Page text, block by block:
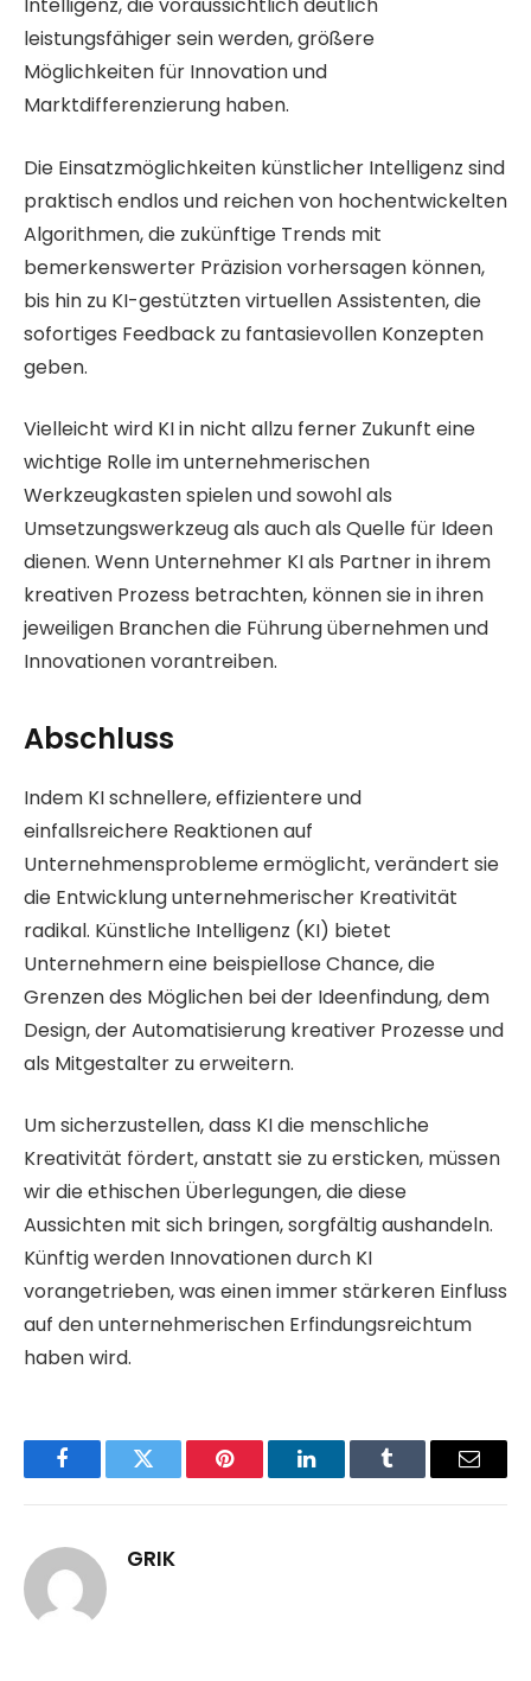
leistungsfähiger sein werden, größere
Möglichkeiten für Innovation und
Marktdifferenzierung haben.
Die Einsatzmöglichkeiten künstlicher Intelligenz sind
praktisch endlos und reichen von hochentwickelten
Algorithmen, die zukünftige Trends mit
bemerkenswerter Präzision vorhersagen können,
bis hin zu KI-gestützten virtuellen Assistenten, die
sofortiges Feedback zu fantasievollen Konzepten
geben.
Vielleicht wird KI in nicht allzu ferner Zukunft eine
wichtige Rolle im unternehmerischen
Werkzeugkasten spielen und sowohl als
Umsetzungswerkzeug als auch als Quelle für Ideen
dienen. Wenn Unternehmer KI als Partner in ihrem
kreativen Prozess betrachten, können sie in ihren
jeweiligen Branchen die Führung übernehmen und
Innovationen vorantreiben.
Abschluss
Indem KI schnellere, effizientere und
einfallsreichere Reaktionen auf
Unternehmensprobleme ermöglicht, verändert sie
die Entwicklung unternehmerischer Kreativität
radikal. Künstliche Intelligenz (KI) bietet
Unternehmern eine beispiellose Chance, die
Grenzen des Möglichen bei der Ideenfindung, dem
Design, der Automatisierung kreativer Prozesse und
als Mitgestalter zu erweitern.
Um sicherzustellen, dass KI die menschliche
Kreativität fördert, anstatt sie zu ersticken, müssen
wir die ethischen Überlegungen, die diese
Aussichten mit sich bringen, sorgfältig aushandeln.
Künftig werden Innovationen durch KI
vorangetrieben, was einen immer stärkeren Einfluss
auf den unternehmerischen Erfindungsreichtum
haben wird.
FacebookTwitter Pinterest LinkedInTumblr Email
GRIK